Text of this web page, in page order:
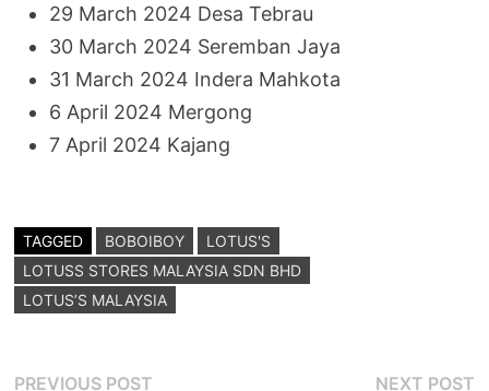
29 March 2024 Desa Tebrau
30 March 2024 Seremban Jaya
31 March 2024 Indera Mahkota
6 April 2024 Mergong
7 April 2024 Kajang
TAGGED BOBOIBOY
LOTUS'S
LOTUSS STORES MALAYSIA SDN BHD
LOTUS’S MALAYSIA
PREVIOUS POST NEXT POST